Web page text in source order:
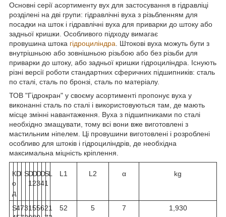
Основні серії асортименту вух для застосування в гідравліці
розділені на дві групи: гідравлічні вуха з різьбленням для
посадки на шток і гідравлічні вуха для приварки до штоку або
задньої кришки. Особливого підходу вимагає
провушина штока гідроциліндра . Штокові вуха можуть бути з
внутрішньою або зовнішньою різьбою або без різьби для
приварки до штоку, або задньої кришки гідроциліндра. Існують
різні версії роботи стандартних сферичних підшипників: сталь
по сталі, сталь по бронзі, сталь по матеріалу.
ТОВ "Гідрокран" у своєму асортименті пропонує вуха у
виконанні сталь по сталі і використовуються там, де мають
місце змінні навантаження. Вуха з підшипниками по сталі
необхідно змащувати, тому всі вони вже виготовлені з
мастильним ніпелем. Ці провушини виготовлені і розроблені
особливо для штоків і гідроциліндрів, де необхідна
максимальна міцність кріплення.
К
о
д
DI SD
1
D
2
D
3
D
4
S
1
L L1 L2 α kg
S473155621
52 5 7 1,930